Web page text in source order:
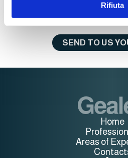
Rifiuta
Our team is
with new
SEND TO US
Home
Areas of